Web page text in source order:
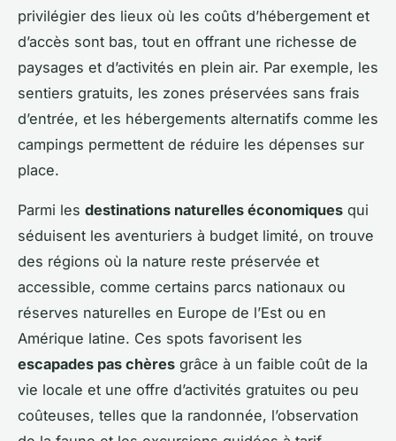
privilégier des lieux où les coûts d’hébergement et
d’accès sont bas, tout en offrant une richesse de
paysages et d’activités en plein air. Par exemple, les
sentiers gratuits, les zones préservées sans frais
d’entrée, et les hébergements alternatifs comme les
campings permettent de réduire les dépenses sur
place.
Parmi les destinations naturelles économiques qui
séduisent les aventuriers à budget limité, on trouve
des régions où la nature reste préservée et
accessible, comme certains parcs nationaux ou
réserves naturelles en Europe de l’Est ou en
Amérique latine. Ces spots favorisent les
escapades pas chères grâce à un faible coût de la
vie locale et une offre d’activités gratuites ou peu
coûteuses, telles que la randonnée, l’observation